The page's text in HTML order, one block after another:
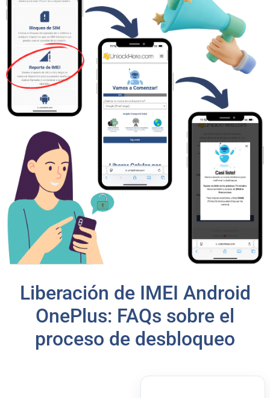
Liberación de IMEI Android
OnePlus: FAQs sobre el
proceso de desbloqueo